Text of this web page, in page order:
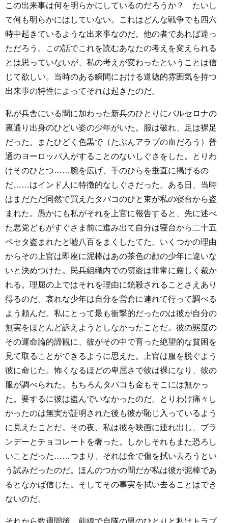
この出来事は何を明らかにしているのだろうか？ たいし
て何も明らかにはしていない。これはどんな戦争でも四六
時中起きているような出来事なのだ。他の者であれば違っ
ただろう。この話でこれを読むあなたの考えを変えられる
とは思っていないが、私の考えが変わったということは信
じて欲しい。当時のある瞬間における道徳的雰囲気を持つ
出来事の特性によってそれは起きたのだ。
私が兵舎にいる間に加わった新兵のひとりにバルセロナの
裏通り出身のひどい姿の少年がいた。服は破れ、足は裸足
だった。またひどく色黒で（たぶんアラブの血だろう）普
通のヨーロッパ人がすることのないしぐさをした。とりわ
けそのひとつ……腕を広げ、手のひらを垂直に掲げるの
だ……はインド人に特徴的なしぐさだった。ある日、当時
はまだただ同然で買えたタバコのひと束が私の寝台から盗
まれた。愚かにも私がそれを上官に報告すると、先に述べ
た悪党どもがすぐさま前に進み出て自分は寝台から二十五
ペセタ盗まれたと嘘八百をまくしたてた。いくつかの理由
からその上官は即座に泥棒はあの茶色の顔の少年に違いな
いと決めつけた。民兵組織内での窃盗は非常に厳しく裁か
れる。理屈の上ではそれを理由に銃殺されることさえあり
得るのだ。哀れな少年は自分を営倉に連れて行って調べる
よう頼んだ。私にとって最も衝撃的だったのは彼が自分の
無実をほとんど訴えようとしなかったことだ。彼の態度の
その運命論的諦観に、彼がその中で育った絶望的な貧困を
見て取ることができるように思えた。上官は服を脱ぐよう
彼に命じた。怖くなるほどの卑屈さで彼は裸になり、彼の
服が調べられた。もちろんタバコも金もそこには無かっ
た。要するに彼は盗んでいなかったのだ。とりわけ痛々し
かったのは無実が証明された後も彼が恥じ入っているよう
に見えたことだ。その夜、私は彼を映画に連れ出し、ブラ
ンデーとチョコレートを奢った。しかしそれもまた恐ろし
いことだった……つまり、それは金で傷を拭い去ろうとい
う試みだったのだ。ほんのつかの間だが私は彼が泥棒であ
るとなかば信じた。そしてその事実を拭い去ることはでき
ないのだ。
それから数週間後、前線で自隊の男のひとりと私はトラブ